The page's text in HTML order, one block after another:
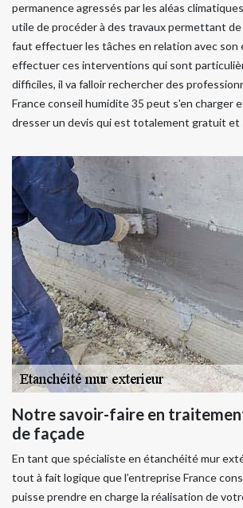
permanence agressés par les aléas
utile de procéder à des travaux permettant de
faut effectuer les tâches en relation avec son
effectuer ces interventions qui sont
difficiles, il va falloir rechercher des
France conseil humidite 35 peut s'en charger
dresser un devis qui est totalement gratuit et
Notre savoir-faire en
de façade
En tant que spécialiste en étanchéité mur
tout à fait logique que l’entreprise France
puisse prendre en charge la réalisation de